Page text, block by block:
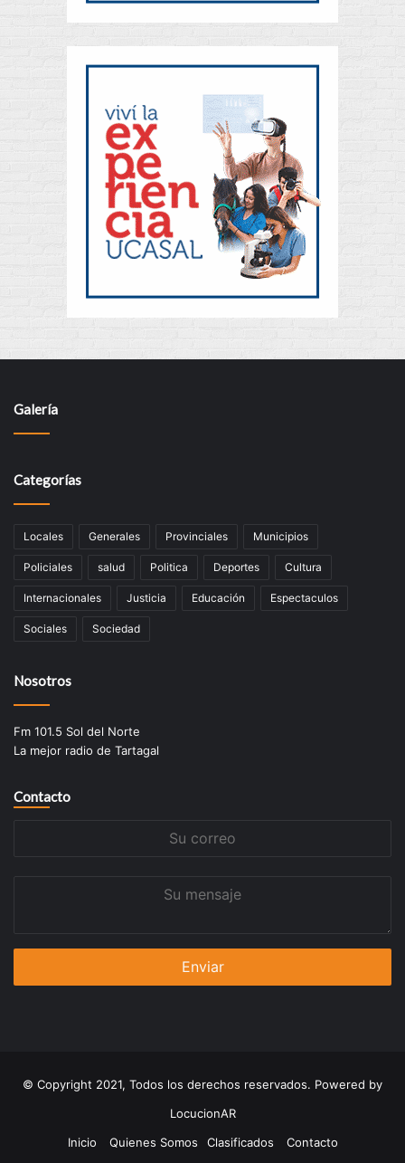
Galería
Categorías
Locales Generales Provinciales Municipios
Policiales salud Politica Deportes Cultura
Internacionales Justicia Educación Espectaculos
Sociales Sociedad
Nosotros
Fm 101.5 Sol del Norte
La mejor radio de Tartagal
Contacto
© Copyright 2021, Todos los derechos reservados. Powered by
LocucionAR
Inicio
Quienes Somos Clasificados Contacto